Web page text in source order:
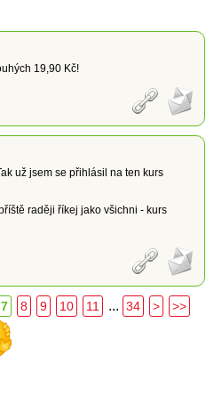
19,90 Kč!
už jsem se přihlásil na ten kurs
raději říkej jako všichni - kurs
7 8 9 10 11 ... 34 > >>